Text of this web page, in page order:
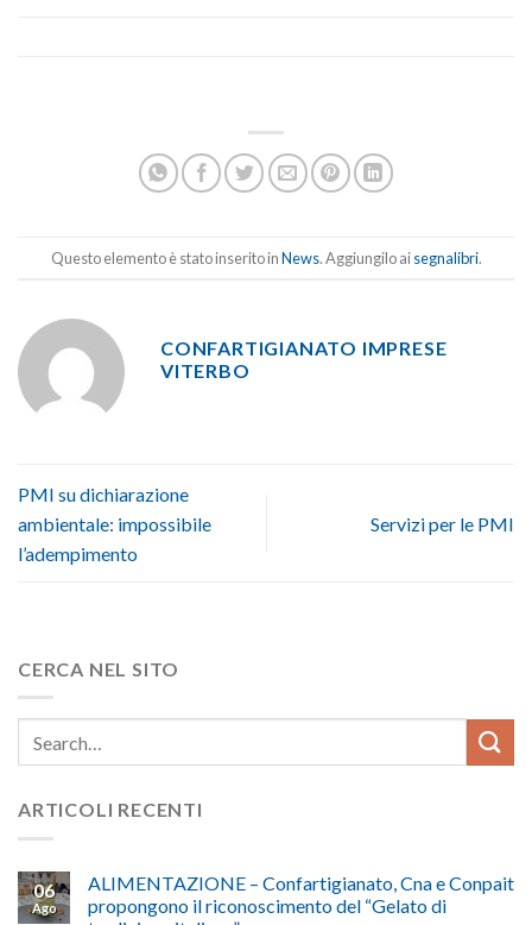
Questo elemento è stato inserito inNews. Aggiungilo aisegnalibri.
CONFARTIGIANATO IMPRESE
VITERBO
PMI su dichiarazione
ambientale: impossibile
l’adempimento
Servizi per le PMI
CERCA NEL SITO
ARTICOLI RECENTI
06
Ago
ALIMENTAZIONE – Confartigianato, Cna e Conpait
propongono il riconoscimento del “Gelato di